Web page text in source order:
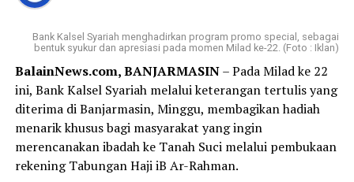
Messenger 0 Twitter 0
Bank Kalsel Syariah menghadirkan program promo special, sebagai
bentuk syukur dan apresiasi pada momen Milad ke-22. (Foto : Iklan)
BalainNews.com, BANJARMASIN– Pada Milad ke 22
ini, Bank Kalsel Syariah melalui keterangan tertulis yang
diterima di Banjarmasin, Minggu, membagikan hadiah
menarik khusus bagi masyarakat yang ingin
merencanakan ibadah ke Tanah Suci melalui pembukaan
rekening Tabungan Haji iB Ar-Rahman.